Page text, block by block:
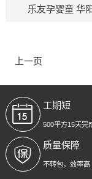
地址：乐友孕婴童
乐友孕婴童 华
上一页
工期短
500平方15天完
质量保障
不转包，效率高